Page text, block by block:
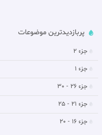
پربازدیدترین موضوعات
جزء 2
جزء 1
جزء 26 - 30
جزء 21 - 25
جزء 16 - 20